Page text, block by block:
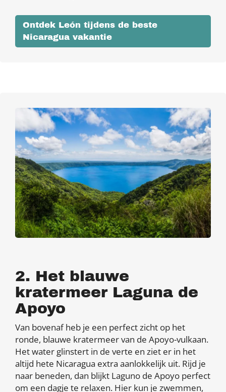
Ontdek León tijdens de beste
Nicaragua vakantie
2. Het blauwe
kratermeer Laguna de
Apoyo
Van bovenaf heb je een perfect zicht op het
ronde, blauwe kratermeer van de Apoyo-vulkaan.
Het water glinstert in de verte en ziet er in het
altijd hete Nicaragua extra aanlokkelijk uit. Rijd je
naar beneden, dan blijkt Laguno de Apoyo perfect
om een dagje te relaxen. Hier kun je zwemmen,